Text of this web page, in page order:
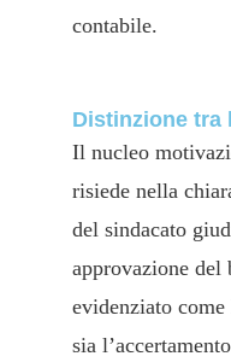
contabile.
Distinzione tra
Il nucleo
risiede nella
del sindacato
approvazione
evidenziato
sia